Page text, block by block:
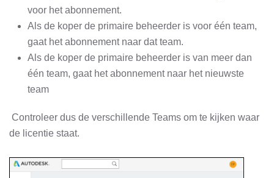
voor het abonnement.
Als de koper de primaire beheerder is voor één team,
gaat het abonnement naar dat team.
Als de koper de primaire beheerder is van meer dan
één team, gaat het abonnement naar het nieuwste
team
Controleer dus de verschillende Teams om te kijken waar
de licentie staat.